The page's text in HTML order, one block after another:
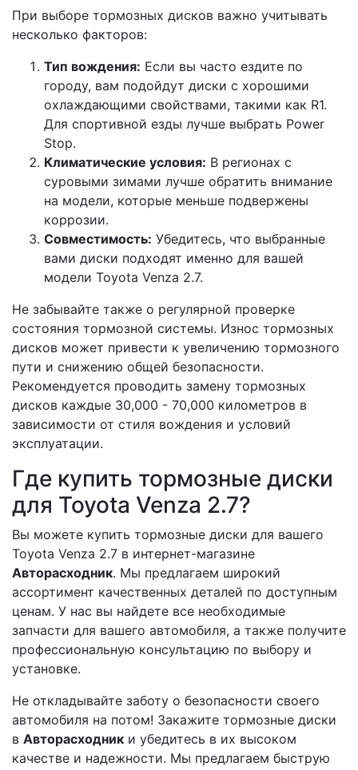
При выборе тормозных дисков важно учитывать
несколько факторов:
Тип вождения: Если вы часто ездите по
городу, вам подойдут диски с хорошими
охлаждающими свойствами, такими как R1.
Для спортивной езды лучше выбрать Power
Stop.
Климатические условия: В регионах с
суровыми зимами лучше обратить внимание
на модели, которые меньше подвержены
коррозии.
Совместимость: Убедитесь, что выбранные
вами диски подходят именно для вашей
модели Toyota Venza 2.7.
Не забывайте также о регулярной проверке
состояния тормозной системы. Износ тормозных
дисков может привести к увеличению тормозного
пути и снижению общей безопасности.
Рекомендуется проводить замену тормозных
дисков каждые 30,000 - 70,000 километров в
зависимости от стиля вождения и условий
эксплуатации.
Где купить тормозные диски
для Toyota Venza 2.7?
Вы можете купить тормозные диски для вашего
Toyota Venza 2.7 в интернет-магазине
Авторасходник. Мы предлагаем широкий
ассортимент качественных деталей по доступным
ценам. У нас вы найдете все необходимые
запчасти для вашего автомобиля, а также получите
профессиональную консультацию по выбору и
установке.
Не откладывайте заботу о безопасности своего
автомобиля на потом! Закажите тормозные диски
в Авторасходник и убедитесь в их высоком
качестве и надежности. Мы предлагаем быструю